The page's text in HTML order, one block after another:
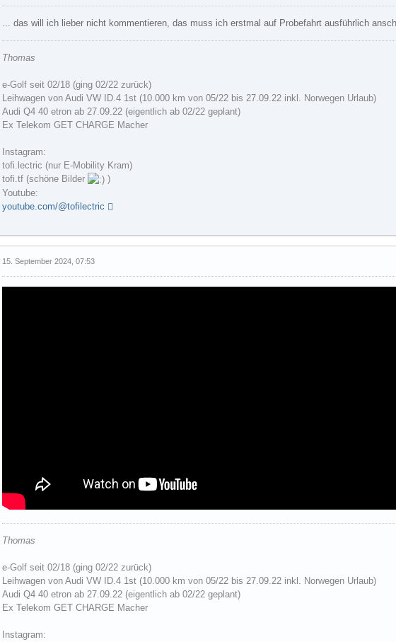
... das will ich lieber nicht kommentieren, das muss ich erstmal auf Probefahrt ausführlich
Thomas
e-Golf seit 02/18 (ging 02/22 zurück)
Leihwagen von Audi VW ID.4 1st (10.000 km von 05/22 bis 27.09.22 inkl. Norwegen Urlaub)
Audi Q4 40 etron ab 27.09.22 (eigentlich ab 02/22 geplant)
Ex Telekom GET CHARGE Macher
Instagram:
tofi.lectric (nur E-Mobility Kram)
tofi.tf (schöne Bilder
)
Youtube:
youtube.com/@tofilectric
15. September 2024, 07:53
Thomas
e-Golf seit 02/18 (ging 02/22 zurück)
Leihwagen von Audi VW ID.4 1st (10.000 km von 05/22 bis 27.09.22 inkl. Norwegen Urlaub)
Audi Q4 40 etron ab 27.09.22 (eigentlich ab 02/22 geplant)
Ex Telekom GET CHARGE Macher
Instagram: